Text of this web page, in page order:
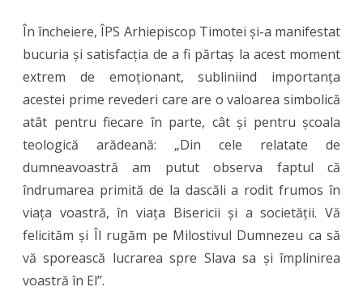
În încheiere, ÎPS Arhiepiscop Timotei și-a manifestat
bucuria și satisfacția de a fi părtaș la acest moment
extrem de emoționant, subliniind importanța
acestei prime revederi care are o valoarea simbolică
atât pentru fiecare în parte, cât și pentru școala
teologică arădeană: „Din cele relatate de
dumneavoastră am putut observa faptul că
îndrumarea primită de la dascăli a rodit frumos în
viața voastră, în viața Bisericii și a societății. Vă
felicităm și Îl rugăm pe Milostivul Dumnezeu ca să
vă sporească lucrarea spre Slava sa și împlinirea
voastră în El”.